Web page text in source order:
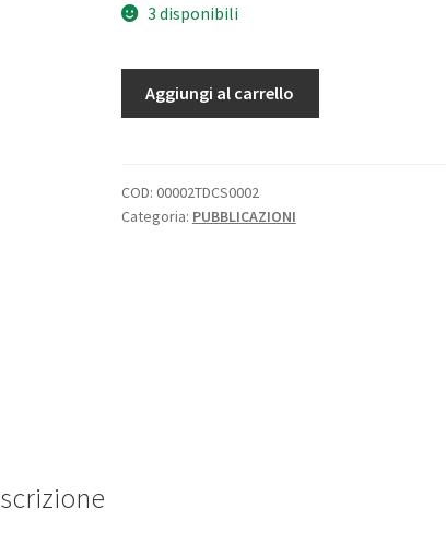
3 disponibili
Aggiungi al carrello
COD: 00002TDCS0002
Categoria: PUBBLICAZIONI